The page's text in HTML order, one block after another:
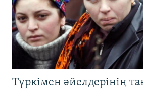
Түркімен әйелдерінің